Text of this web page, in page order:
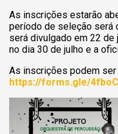
As inscrições estarão
período de seleção será
será divulgado em 22 de
no dia 30 de julho e a
As inscrições podem
https://forms.gle/